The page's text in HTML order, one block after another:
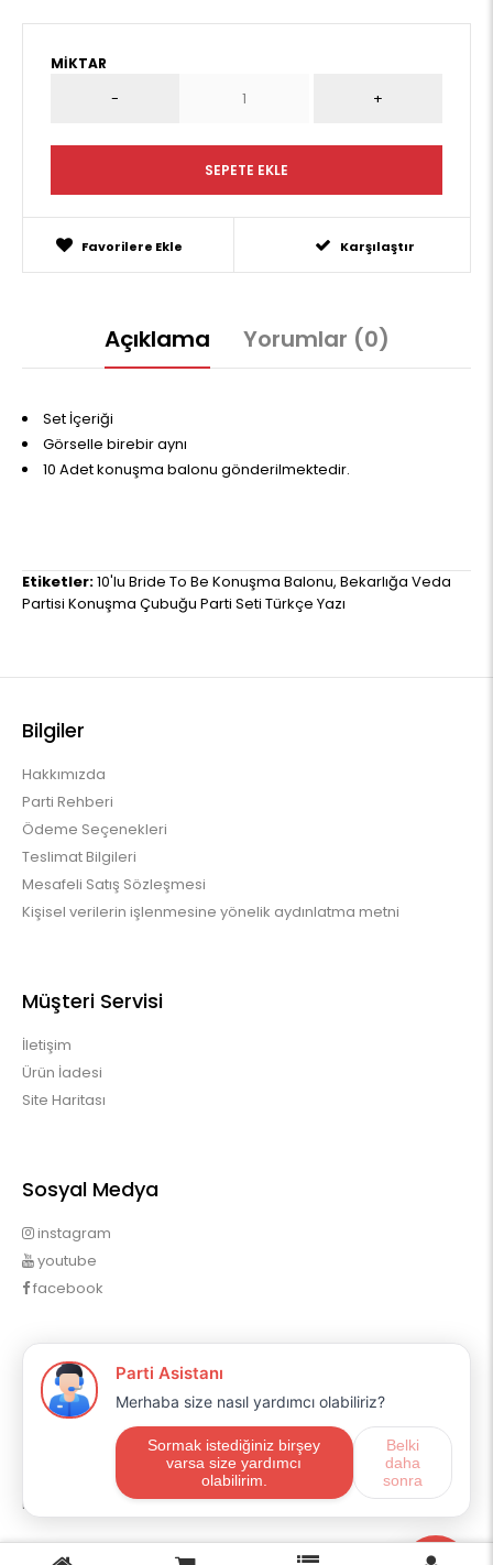
MIKTAR
Favorilere Ekle Karşılaştır
Açıklama Yorumlar (0)
Set İçeriği
Görselle birebir aynı
10 Adet konuşma balonu gönderilmektedir.
Etiketler:10'lu Bride To Be Konuşma Balonu, Bekarlığa Veda
Partisi Konuşma Çubuğu Parti Seti Türkçe Yazı
Bilgiler
Hakkımızda
Parti Rehberi
Ödeme Seçenekleri
Teslimat Bilgileri
Mesafeli Satış Sözleşmesi
Kişisel verilerin işlenmesine yönelik aydınlatma metni
Müşteri Servisi
İletişim
Ürün İadesi
Site Haritası
Sosyal Medya
instagram
youtube
facebook
Profilim
Profilim
Sipariş Geçmişim
Alışveriş Listem
Mail Aboneliği